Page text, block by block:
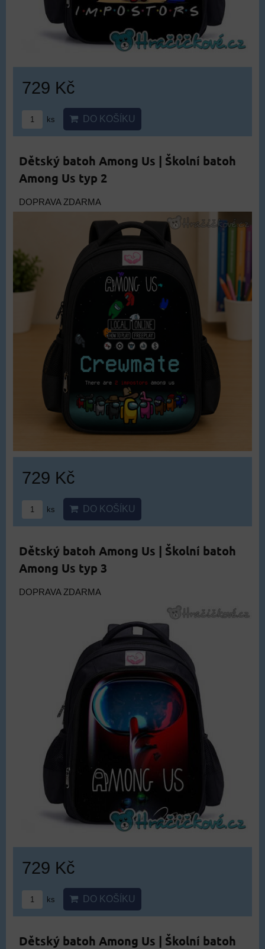
729 Kč
ks DO KOŠÍKU
Dětský batoh Among Us | Školní batoh
Among Us typ 2
DOPRAVA ZDARMA
729 Kč
ks DO KOŠÍKU
Dětský batoh Among Us | Školní batoh
Among Us typ 3
DOPRAVA ZDARMA
729 Kč
ks DO KOŠÍKU
Dětský batoh Among Us | Školní batoh